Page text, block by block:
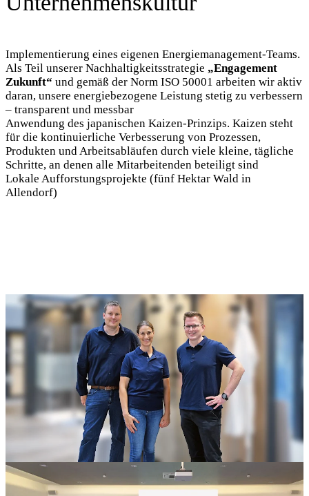
Als Teil unserer Nachhaltigkeitsstrategie„Engagement
Zukunft“und gemäß der Norm ISO 50001 arbeiten wir aktiv
daran, unsere energiebezogene Leistung stetig zu verbessern
– transparent und messbar
Anwendung des japanischen Kaizen-Prinzips. Kaizen steht
für die kontinuierliche Verbesserung von Prozessen,
Produkten und Arbeitsabläufen durch viele kleine, tägliche
Schritte, an denen alle Mitarbeitenden beteiligt sind
Lokale Aufforstungsprojekte (fünf Hektar Wald in
Allendorf)